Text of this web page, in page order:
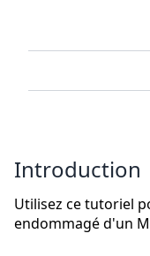
Introduction
Utilisez ce tutoriel
endommagé d'un